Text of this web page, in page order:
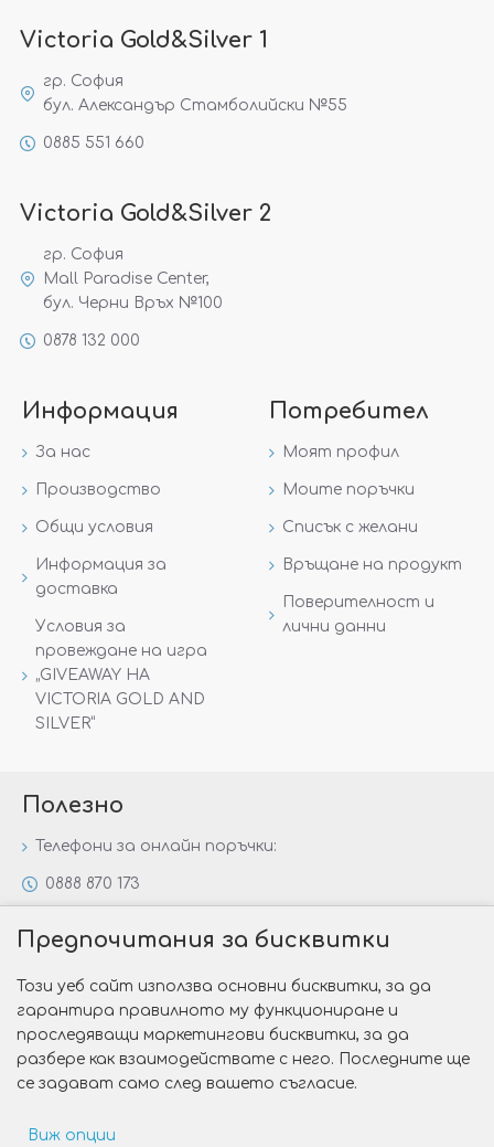
Victoria Gold&Silver 1
гр. София
бул. Александър Стамболийски №55
0885 551 660
Victoria Gold&Silver 2
гр. София
Mall Paradise Center,
бул. Черни Връх №100
0878 132 000
Информация
За нас
Производство
Общи условия
Информация за
доставка
Условия за
провеждане на игра
„GIVEAWAY НА
VICTORIA GOLD AND
SILVER“
Потребител
Моят профил
Моите поръчки
Списък с желани
Връщане на продукт
Поверителност и
лични данни
Полезно
Телефони за онлайн поръчки:
0888 870 173
Специални предложения
Защо да изберете Victoria Gold&Silver?
Как да изберем годежен пръстен?
Предпочитания за бисквитки
Този уеб сайт използва основни бисквитки, за да
гарантира правилното му функциониране и
проследяващи маркетингови бисквитки, за да
разбере как взаимодействате с него. Последните ще
се задават само след вашето съгласие.
Виж опции